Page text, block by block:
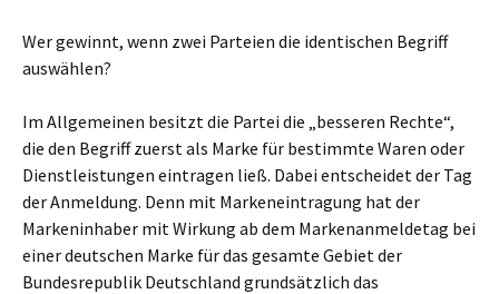
Wer gewinnt, wenn zwei Parteien die identischen Begriff
auswählen?
Im Allgemeinen besitzt die Partei die „besseren Rechte“,
die den Begriff zuerst als Marke für bestimmte Waren oder
Dienstleistungen eintragen ließ. Dabei entscheidet der Tag
der Anmeldung. Denn mit Markeneintragung hat der
Markeninhaber mit Wirkung ab dem Markenanmeldetag bei
einer deutschen Marke für das gesamte Gebiet der
Bundesrepublik Deutschland grundsätzlich das